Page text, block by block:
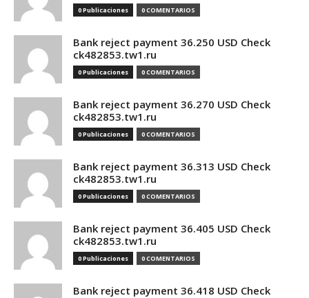
0 Publicaciones 0 COMENTARIOS
Bank reject payment 36.250 USD Check
ck482853.tw1.ru
0 Publicaciones 0 COMENTARIOS
Bank reject payment 36.270 USD Check
ck482853.tw1.ru
0 Publicaciones 0 COMENTARIOS
Bank reject payment 36.313 USD Check
ck482853.tw1.ru
0 Publicaciones 0 COMENTARIOS
Bank reject payment 36.405 USD Check
ck482853.tw1.ru
0 Publicaciones 0 COMENTARIOS
Bank reject payment 36.418 USD Check